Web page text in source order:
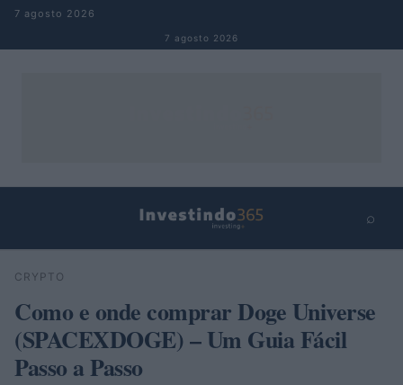
Pular para o conteúdo
7 agosto 2026
7 agosto 2026
⌕
Buscar
CRYPTO
Como e onde comprar Doge Universe
(SPACEXDOGE) – Um Guia Fácil
Passo a Passo